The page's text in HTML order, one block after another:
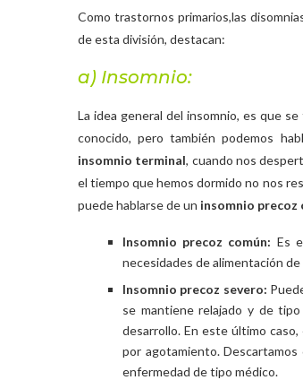
Como trastornos primarios,las
de esta división, destacan:
a) Insomnio:
La idea general del insomnio, es que
conocido, pero también podemos
insomnio terminal, cuando nos
el tiempo que hemos dormido no nos
puede hablarse de un insomnio precoz
Insomnio precoz común: Es
necesidades de alimentación
Insomnio precoz severo:
se mantiene relajado y de
desarrollo. En este último
por agotamiento. Descartamos
enfermedad de tipo médico.